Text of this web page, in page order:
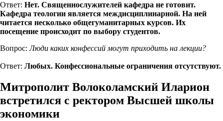
Ответ: Нет. Священнослужителей кафедра не готовит.
Кафедра теологии является междисциплинарной. На ней
читается несколько общегуманитарных курсов. Их
посещение происходит по выбору студентов.
Вопрос:Люди каких конфессий могут приходить на лекции?
Ответ: Любых. Конфессиональные ограничения отсутствуют.
Митрополит Волоколамский Иларион
встретился с ректором Высшей школы
экономики